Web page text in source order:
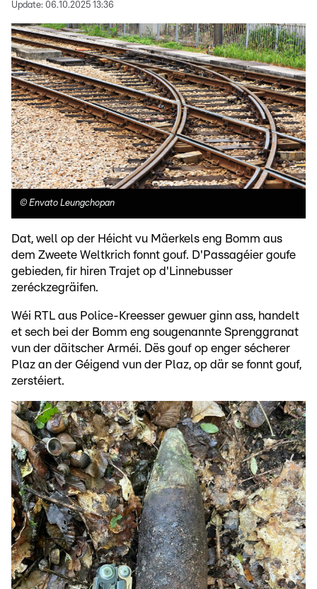
Update: 06.10.2025 13:36
© Envato Leungchopan
Dat, well op der Héicht vu Mäerkels eng Bomm aus
dem Zweete Weltkrich fonnt gouf. D'Passagéier goufe
gebieden, fir hiren Trajet op d'Linnebusser
zeréckzegräifen.
Wéi RTL aus Police-Kreesser gewuer ginn ass, handelt
et sech bei der Bomm eng sougenannte Sprenggranat
vun der däitscher Arméi. Dës gouf op enger sécherer
Plaz an der Géigend vun der Plaz, op där se fonnt gouf,
zerstéiert.